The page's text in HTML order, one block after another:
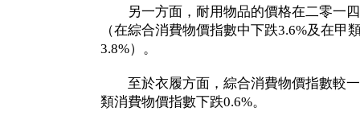
另一方面，耐用物品的價格在二零一四
（在綜合消費物價指數中下跌3.6%及在甲
3.8%）。
至於衣履方面，綜合消費物價指數較一
類消費物價指數下跌0.6%。